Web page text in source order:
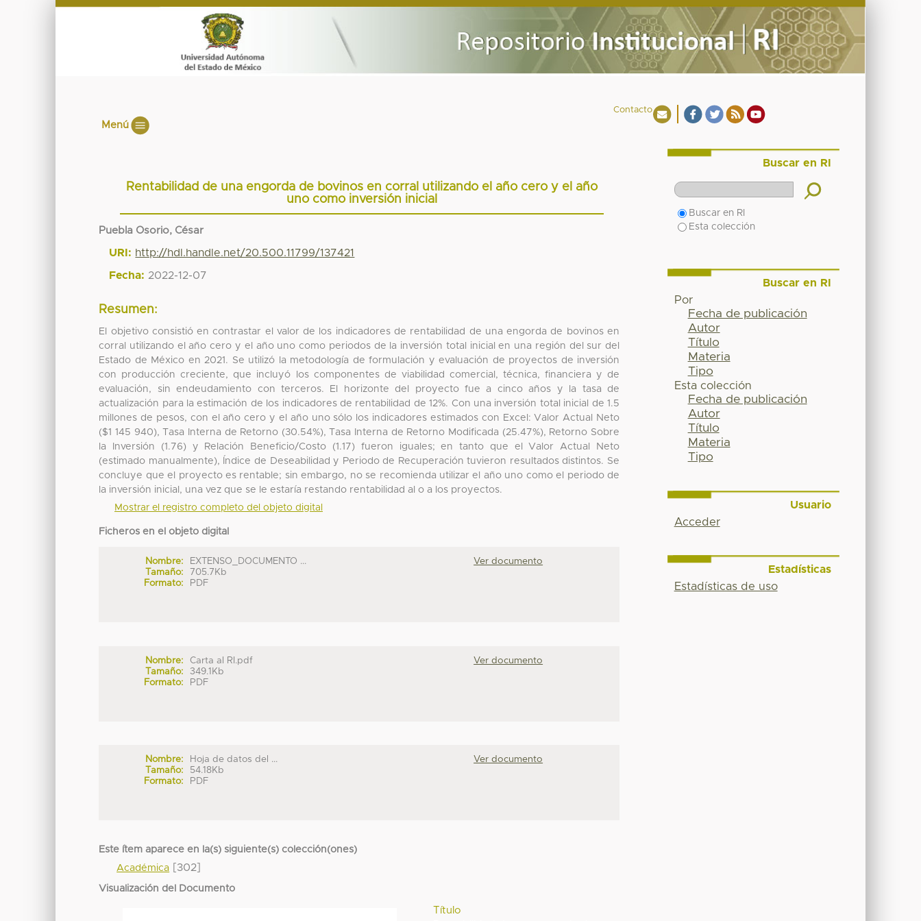
Contacto
Menú
Rentabilidad de una engorda de bovinos en corral utilizando el año cero y el año
uno como inversión inicial
Puebla Osorio, César
URI: http://hdl.handle.net/20.500.11799/137421
Fecha: 2022-12-07
Resumen:
El objetivo consistió en contrastar el valor de los indicadores de rentabilidad de una engorda de bovinos en
corral utilizando el año cero y el año uno como periodos de la inversión total inicial en una región del sur del
Estado de México en 2021. Se utilizó la metodología de formulación y evaluación de proyectos de inversión
con producción creciente, que incluyó los componentes de viabilidad comercial, técnica, financiera y de
evaluación, sin endeudamiento con terceros. El horizonte del proyecto fue a cinco años y la tasa de
actualización para la estimación de los indicadores de rentabilidad de 12%. Con una inversión total inicial de 1.5
millones de pesos, con el año cero y el año uno sólo los indicadores estimados con Excel: Valor Actual Neto
($1 145 940), Tasa Interna de Retorno (30.54%), Tasa Interna de Retorno Modificada (25.47%), Retorno Sobre
la Inversión (1.76) y Relación Beneficio/Costo (1.17) fueron iguales; en tanto que el Valor Actual Neto
(estimado manualmente), Índice de Deseabilidad y Periodo de Recuperación tuvieron resultados distintos. Se
concluye que el proyecto es rentable; sin embargo, no se recomienda utilizar el año uno como el periodo de
la inversión inicial, una vez que se le estaría restando rentabilidad al o a los proyectos.
Mostrar el registro completo del objeto digital
Ficheros en el objeto digital
Nombre:
EXTENSO_DOCUMENTO ...
Tamaño:
705.7Kb
Formato:
PDF
Ver documento
Nombre:
Carta al RI.pdf
Tamaño:
349.1Kb
Formato:
PDF
Ver documento
Nombre:
Hoja de datos del ...
Tamaño:
54.18Kb
Formato:
PDF
Ver documento
Este ítem aparece en la(s) siguiente(s) colección(ones)
Académica [302]
Visualización del Documento
Título
Buscar en RI
Buscar en RI
Esta colección
Buscar en RI
Por
Fecha de publicación
Autor
Título
Materia
Tipo
Esta colección
Fecha de publicación
Autor
Título
Materia
Tipo
Usuario
Acceder
Estadísticas
Estadísticas de uso